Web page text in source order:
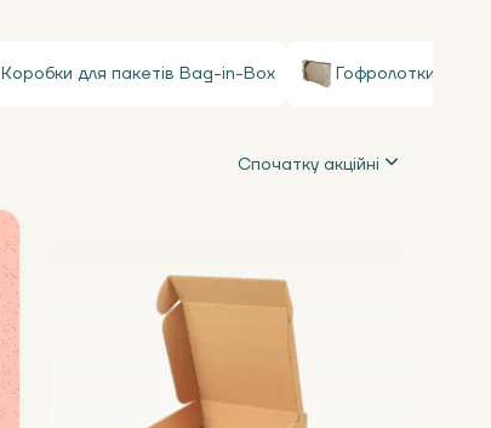
Коробки для пакетів Bag-in-Box Гофролотки
Спочатку акційні